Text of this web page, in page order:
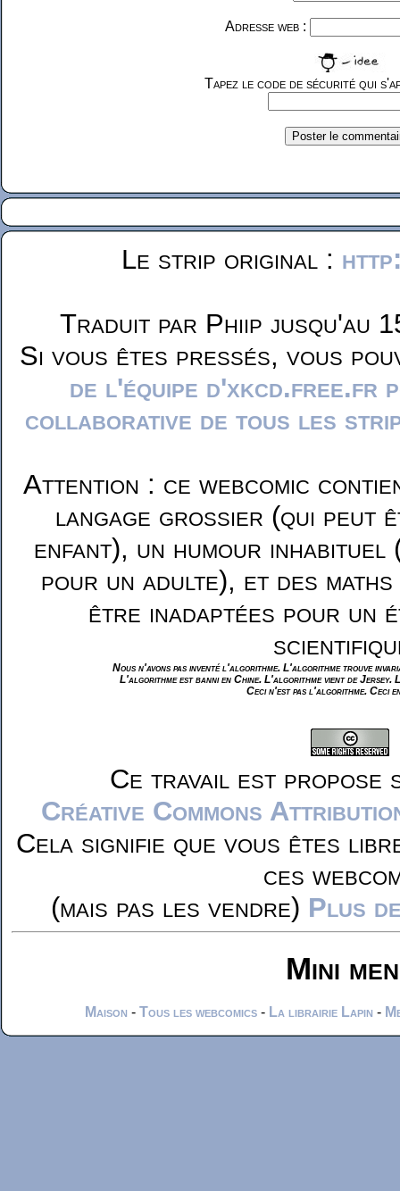
Adresse web :
Tapez le code de sécurité qui
Le strip original :
Traduit par Phiip jusqu'au
Si vous êtes pressés, vous
de l'équipe d'xkcd.free.fr
collaborative de tous les
Attention : ce webcomic
langage grossier (qui peut
enfant), un humour inhabituel
pour un adulte), et des maths
être inadaptées pour un
Nous n'avons pas inventé l'algorithme. L'algorithme trouve
L'algorithme est banni en Chine. L'algorithme vient de Jersey.
Ceci n'est pas l'algorithme. Ceci
Ce travail est propose
Créative Commons
Cela signifie que vous êtes
ces
(mais pas les vendre) Plus
Mini
Maison - Tous les webcomics - La librairie Lapin -